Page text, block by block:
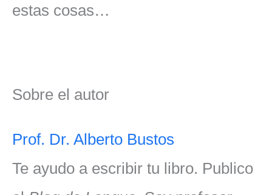
estas cosas…
Sobre el autor
Prof. Dr. Alberto Bustos
Te ayudo a escribir tu libro. Publico